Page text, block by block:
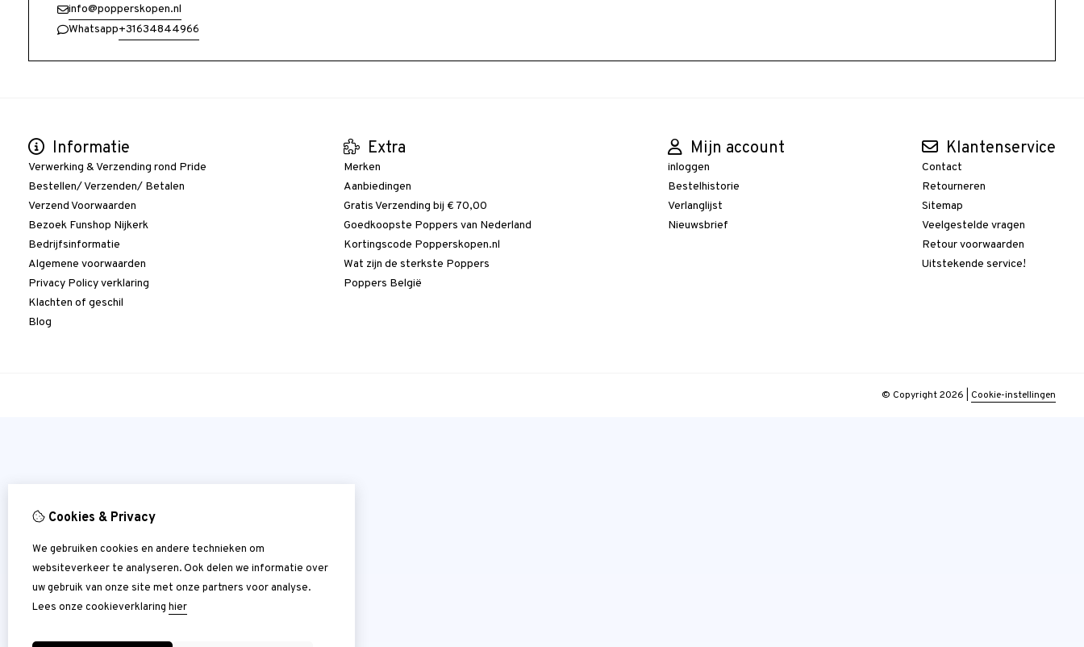
info@popperskopen.nl
Whatsapp+31634844966
Informatie
Verwerking & Verzending rond Pride
Bestellen/ Verzenden/ Betalen
Verzend Voorwaarden
Bezoek Funshop Nijkerk
Bedrijfsinformatie
Algemene voorwaarden
Privacy Policy verklaring
Klachten of geschil
Blog
Extra
Merken
Aanbiedingen
Gratis Verzending bij € 70,00
Goedkoopste Poppers van Nederland
Kortingscode Popperskopen.nl
Wat zijn de sterkste Poppers
Poppers België
Mijn account
inloggen
Bestelhistorie
Verlanglijst
Nieuwsbrief
Klantenservice
Contact
Retourneren
Sitemap
Veelgestelde vragen
Retour voorwaarden
Uitstekende service!
© Copyright 2026 Cookie-instellingen
Cookies & Privacy
We gebruiken cookies en andere technieken om
websiteverkeer te analyseren. Ook delen we informatie over
uw gebruik van onze site met onze partners voor analyse.
Lees onze cookieverklaring hier